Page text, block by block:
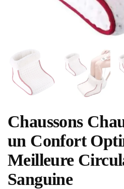
Chaussons
un Confort
Meilleure
Sanguine